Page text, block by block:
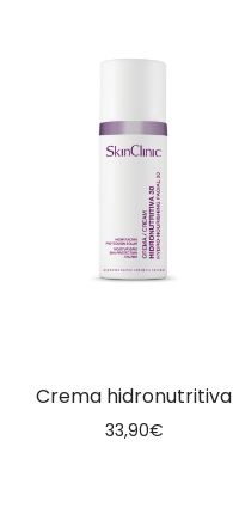
Crema hidronutritiva
33,90€